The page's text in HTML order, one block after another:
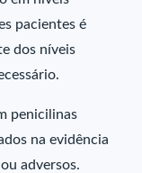
pacientes é
dos níveis
penicilinas
na evidência
adversos.